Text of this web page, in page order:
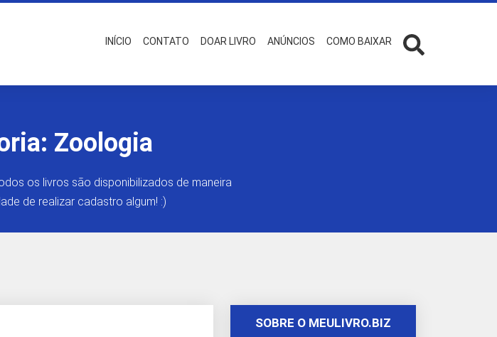
INÍCIO CONTATO DOAR LIVRO ANÚNCIOS COMO BAIXAR
Zoologia
os livros são disponibilizados de maneira
de realizar cadastro algum! :)
SOBRE O MEULIVRO.BIZ